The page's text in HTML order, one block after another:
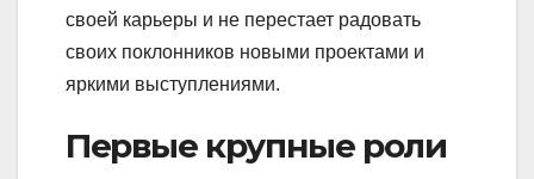
своей карьеры и не перестает радовать
своих поклонников новыми проектами и
яркими выступлениями.
Первые крупные роли